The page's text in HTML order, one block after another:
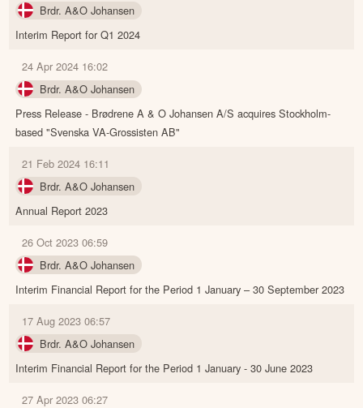
Brdr. A&O Johansen
Interim Report for Q1 2024
24 Apr 2024 16:02
Brdr. A&O Johansen
Press Release - Brødrene A & O Johansen A/S acquires Stockholm-
based "Svenska VA-Grossisten AB"
21 Feb 2024 16:11
Brdr. A&O Johansen
Annual Report 2023
26 Oct 2023 06:59
Brdr. A&O Johansen
Interim Financial Report for the Period 1 January – 30 September 2023
17 Aug 2023 06:57
Brdr. A&O Johansen
Interim Financial Report for the Period 1 January - 30 June 2023
27 Apr 2023 06:27